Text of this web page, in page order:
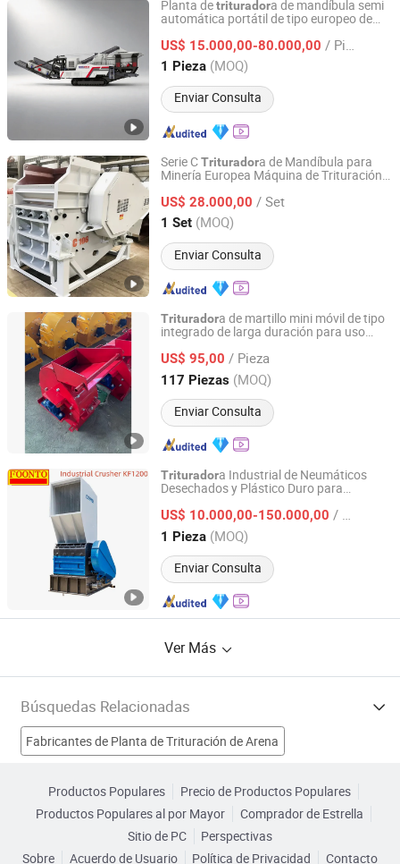
Planta detrituradora de mandíbula semi
automática portátil de tipo europeo de
oruga confiable
US$ 15.000,00-80.000,00 / Pieza
1 Pieza (MOQ)
Enviar Consulta
Shanghai Molidora Machinery Co., Ltd.
Shanghai, China Desde 2026
Serie CTrituradora de Mandíbula para
Minería Europea Máquina de Trituración
US$ 28.000,00 / Set
1 Set (MOQ)
Enviar Consulta
Henan Shanky Machinery Co., Ltd.
Henan, China Desde 2022
Trituradora de martillo mini móvil de tipo
integrado de larga duración para uso
US$ 95,00 / Pieza
117 Piezas (MOQ)
Enviar Consulta
Hebei Xiongandetar Import and Export Trade Co., Ltd.
Hebei, China Desde 2026
Trituradora Industrial de Neumáticos
Desechados y Plástico Duro para
y Vidrio
US$ 10.000,00-150.000,00 / Pieza
1 Pieza (MOQ)
Enviar Consulta
Kuantu Machinery Technology (Foshan) Co., Ltd
Guangdong, China Desde 2026
Ver Más
Búsquedas Relacionadas
Fabricantes de Planta de Trituración de Arena
Fabricantes de Equipo de minería
Productos Populares
Precio de Productos Populares
Productos Populares al por Mayor
Comprador de Estrella
Sitio de PC
Perspectivas
Sobre
Acuerdo de Usuario Política de Privacidad Contacto